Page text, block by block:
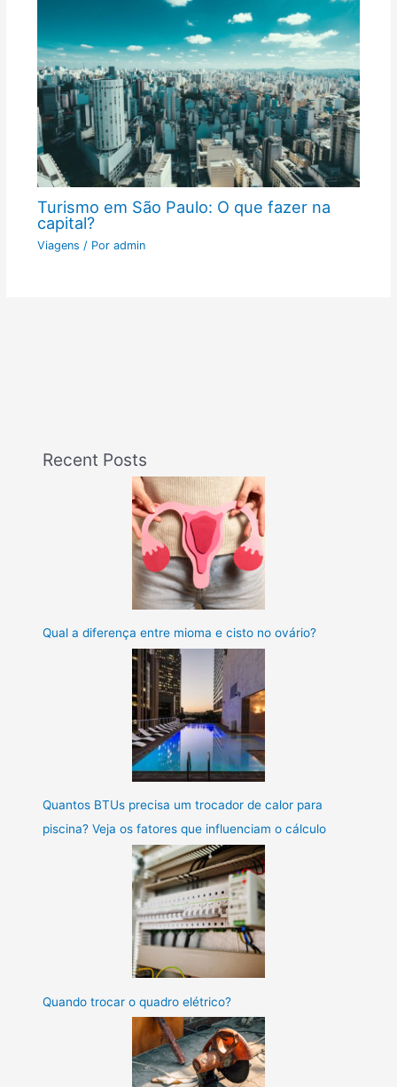
Turismo em São Paulo: O que fazer na
capital?
Viagens / Por admin
Recent Posts
Qual a diferença entre mioma e cisto no ovário?
Quantos BTUs precisa um trocador de calor para
piscina? Veja os fatores que influenciam o cálculo
Quando trocar o quadro elétrico?